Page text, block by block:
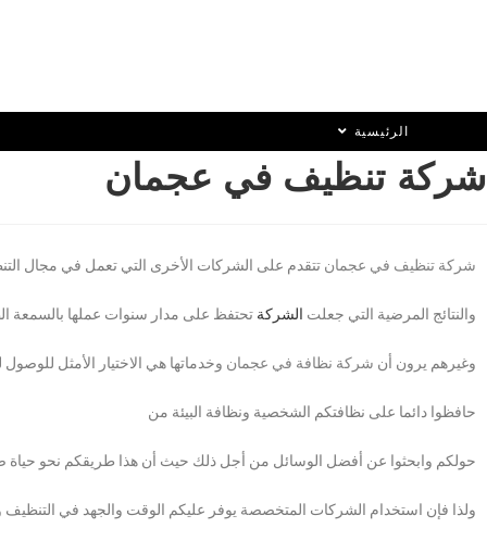
الرئيسية
شركة تنظيف في عجمان
شركة تنظيف في عجمان تتقدم على الشركات الأخرى التي تعمل في مجال
والنتائج المرضية التي جعلت الشركة تحتفظ على مدار سنوات عملها بالسمعة
وغيرهم يرون أن شركة نظافة في عجمان وخدماتها هي الاختيار الأمثل
حافظوا دائما على نظافتكم الشخصية ونظافة البيئة من
حولكم وابحثوا عن أفضل الوسائل من أجل ذلك حيث أن هذا طريقكم نحو حياة
ولذا فإن استخدام الشركات المتخصصة يوفر عليكم الوقت والجهد في التنظيف